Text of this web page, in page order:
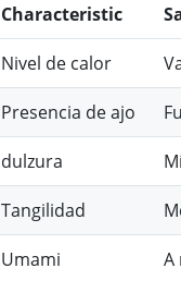
Characteristic
Nivel de calor
Presencia de ajo
dulzura
Tangilidad
Umami A